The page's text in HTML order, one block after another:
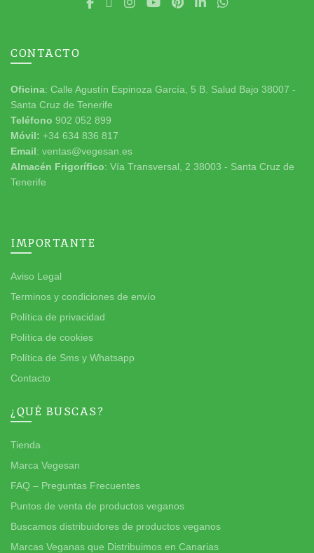
CONTACTO
Oficina: Calle Agustín Espinoza García, 5 B. Salud Bajo 38007 -
Santa Cruz de Tenerife
Teléfono 902 052 899
Móvil: +34 634 836 817
Email: ventas@vegesan.es
Almacén Frigorífico: Vía Transversal, 2 38003 - Santa Cruz de
Tenerife
IMPORTANTE
Aviso Legal
Terminos y condiciones de envío
Política de privacidad
Política de cookies
Política de Sms y Whatsapp
Contacto
¿QUÉ BUSCAS?
Tienda
Marca Vegesan
FAQ – Preguntas Frecuentes
Puntos de venta de productos veganos
Buscamos distribuidores de productos veganos
Marcas Veganas que Distribuimos en Canarias